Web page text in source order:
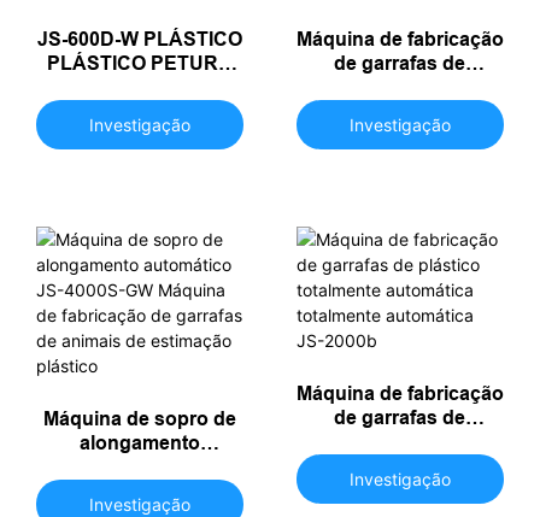
JS-600D-W PLÁSTICO
PLÁSTICO PETURA
BRANCHAÇÃO
Investigação
Máquina de fabricação
de garrafas de
Machine
Investigação
Máquina de sopro de
alongamento
Investigação
Máquina de fabricação
de garrafas de
automática totalmente
automática JS-2000b
Investigação